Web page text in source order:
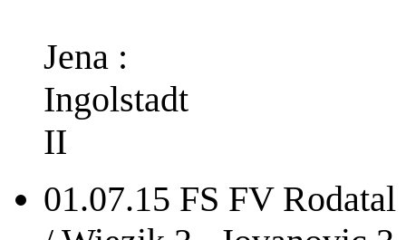
Jena :
Ingolstadt
II
01.07.15 FS FV